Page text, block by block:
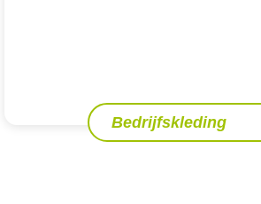
Bedrijfskleding